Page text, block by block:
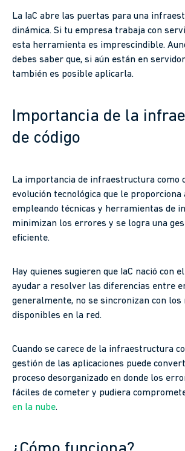
La IaC abre las puertas para una
dinámica. Si tu empresa trabaja con
esta herramienta es imprescindible.
debes saber que, si aún están en
también es posible aplicarla.
Importancia de la
de código
La importancia de infraestructura como
evolución tecnológica que le proporciona
empleando técnicas y herramientas de
minimizan los errores y se logra una
eficiente.
Hay quienes sugieren que IaC nació con
ayudar a resolver las diferencias entre
generalmente, no se sincronizan con los
disponibles en la red.
Cuando se carece de la infraestructura
gestión de las aplicaciones puede
proceso desorganizado en donde los
fáciles de cometer y pudiera
en la nube.